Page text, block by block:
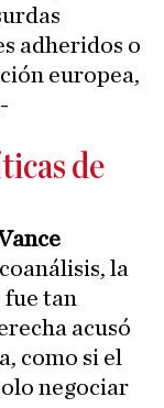
adheridos o
europea,
de
la
fue tan
acusó
como si el
negociar